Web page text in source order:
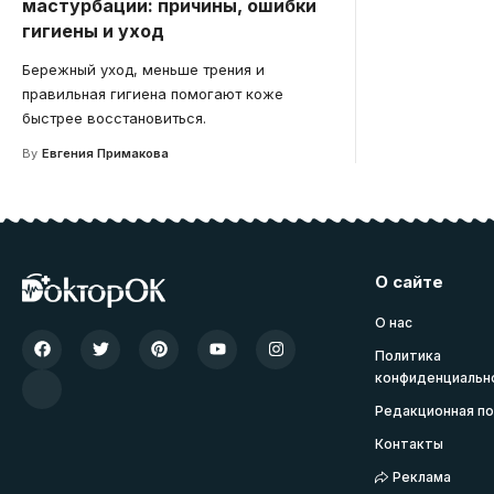
мастурбации: причины, ошибки
гигиены и уход
Бережный уход, меньше трения и
правильная гигиена помогают коже
быстрее восстановиться.
By Евгения Примакова
О сайте
О нас
Политика
Редакционная
Контакты
Реклама